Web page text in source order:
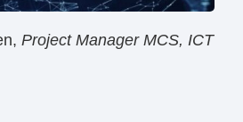
Project Manager MCS, ICT